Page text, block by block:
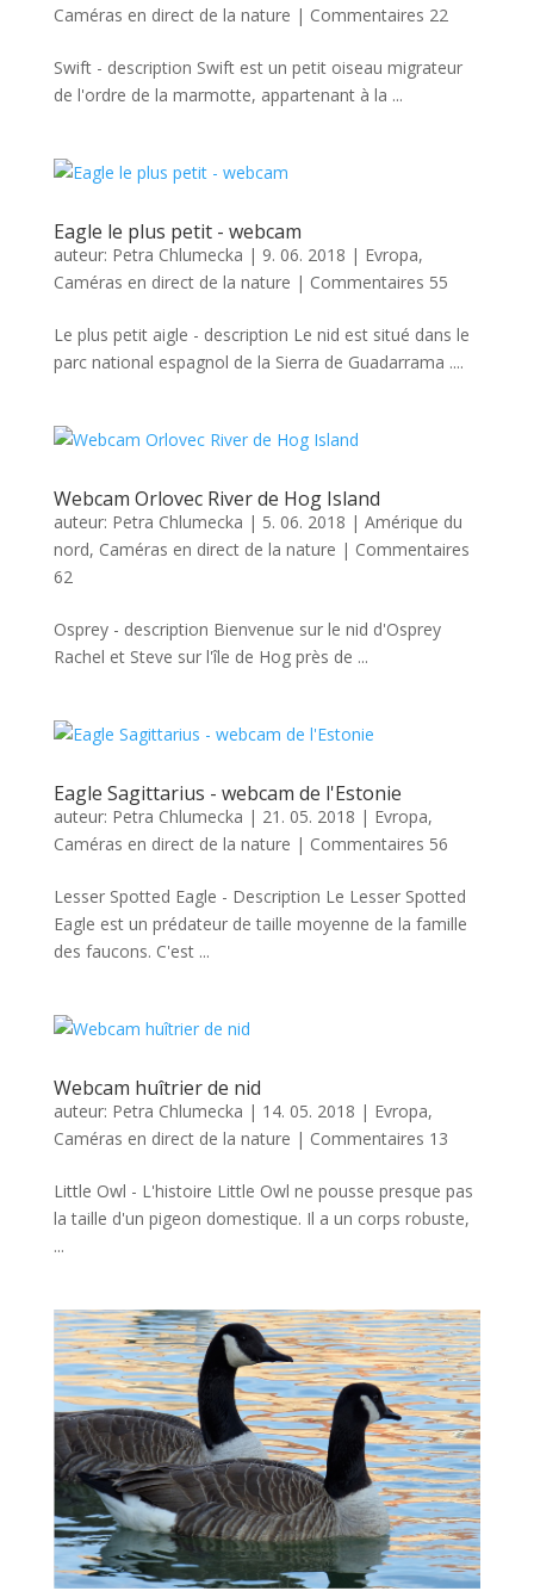
Caméras en direct de la nature | Commentaires 22
Swift - description Swift est un petit oiseau migrateur
de l'ordre de la marmotte, appartenant à la ...
Eagle le plus petit - webcam
auteur: Petra Chlumecka | 9. 06. 2018 | Evropa,
Caméras en direct de la nature | Commentaires 55
Le plus petit aigle - description Le nid est situé dans le
parc national espagnol de la Sierra de Guadarrama ....
Webcam Orlovec River de Hog Island
auteur: Petra Chlumecka | 5. 06. 2018 | Amérique du
nord, Caméras en direct de la nature | Commentaires
62
Osprey - description Bienvenue sur le nid d'Osprey
Rachel et Steve sur l'île de Hog près de ...
Eagle Sagittarius - webcam de l'Estonie
auteur: Petra Chlumecka | 21. 05. 2018 | Evropa,
Caméras en direct de la nature | Commentaires 56
Lesser Spotted Eagle - Description Le Lesser Spotted
Eagle est un prédateur de taille moyenne de la famille
des faucons. C'est ...
Webcam huîtrier de nid
auteur: Petra Chlumecka | 14. 05. 2018 | Evropa,
Caméras en direct de la nature | Commentaires 13
Little Owl - L'histoire Little Owl ne pousse presque pas
la taille d'un pigeon domestique. Il a un corps robuste,
...